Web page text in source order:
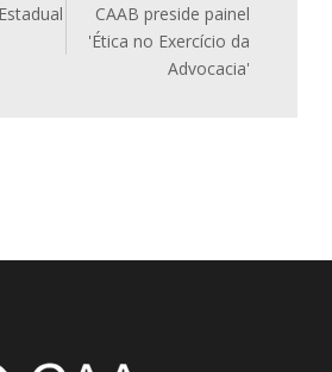
CAAB preside painel
'Ética no Exercício da
Advocacia'